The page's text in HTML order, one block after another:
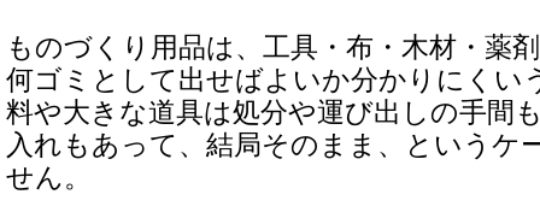
ものづくり用品は、工具・布・木材・薬
何ゴミとして出せばよいか分かりにくい
料や大きな道具は処分や運び出しの手間
入れもあって、結局そのまま、というケ
せん。